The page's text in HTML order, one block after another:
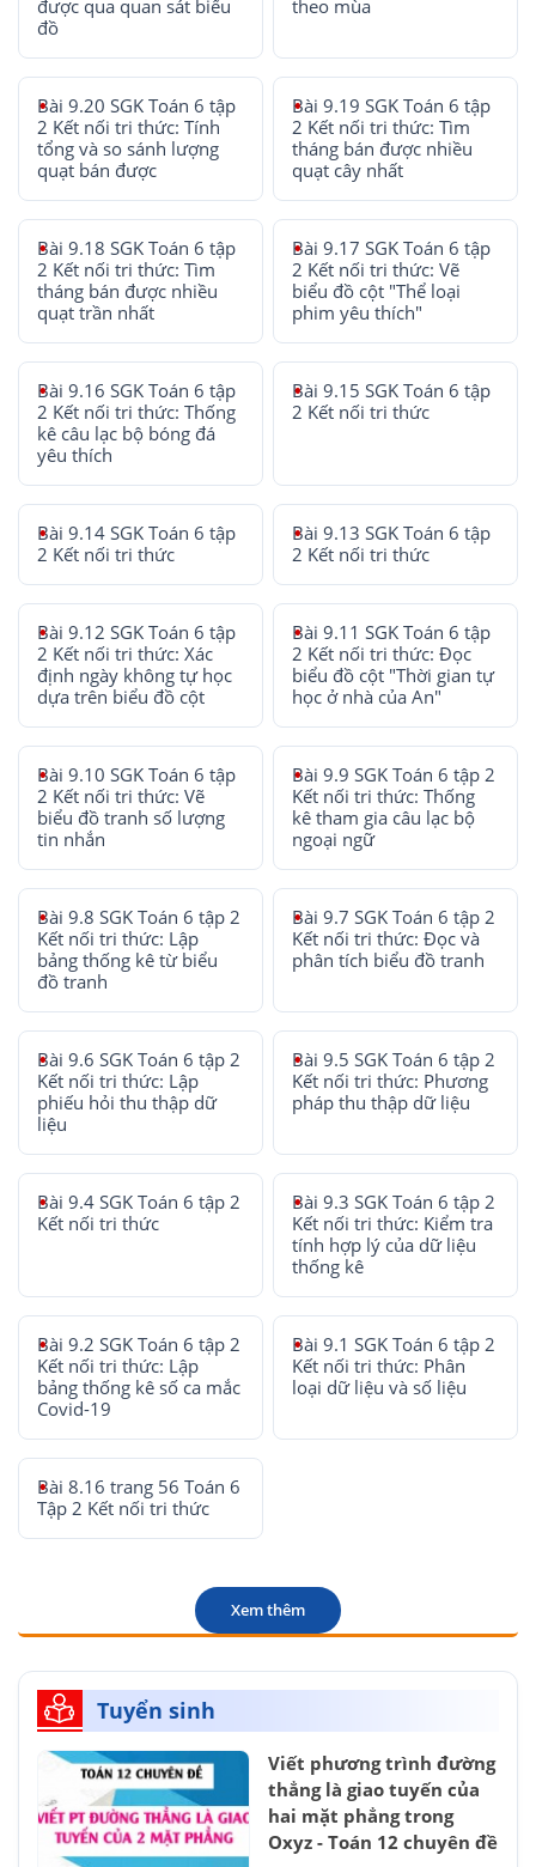
được qua quan sát biểu
đồ
theo mùa
Bài 9.20 SGK Toán 6 tập
2 Kết nối tri thức: Tính
tổng và so sánh lượng
quạt bán được
Bài 9.19 SGK Toán 6 tập
2 Kết nối tri thức: Tìm
tháng bán được nhiều
quạt cây nhất
Bài 9.18 SGK Toán 6 tập
2 Kết nối tri thức: Tìm
tháng bán được nhiều
quạt trần nhất
Bài 9.17 SGK Toán 6 tập
2 Kết nối tri thức: Vẽ
biểu đồ cột "Thể loại
phim yêu thích"
Bài 9.16 SGK Toán 6 tập
2 Kết nối tri thức: Thống
kê câu lạc bộ bóng đá
yêu thích
Bài 9.15 SGK Toán 6 tập
2 Kết nối tri thức
Bài 9.14 SGK Toán 6 tập
2 Kết nối tri thức
Bài 9.13 SGK Toán 6 tập
2 Kết nối tri thức
Bài 9.12 SGK Toán 6 tập
2 Kết nối tri thức: Xác
định ngày không tự học
dựa trên biểu đồ cột
Bài 9.11 SGK Toán 6 tập
2 Kết nối tri thức: Đọc
biểu đồ cột "Thời gian tự
học ở nhà của An"
Bài 9.10 SGK Toán 6 tập
2 Kết nối tri thức: Vẽ
biểu đồ tranh số lượng
tin nhắn
Bài 9.9 SGK Toán 6 tập 2
Kết nối tri thức: Thống
kê tham gia câu lạc bộ
ngoại ngữ
Bài 9.8 SGK Toán 6 tập 2
Kết nối tri thức: Lập
bảng thống kê từ biểu
đồ tranh
Bài 9.7 SGK Toán 6 tập 2
Kết nối tri thức: Đọc và
phân tích biểu đồ tranh
Bài 9.6 SGK Toán 6 tập 2
Kết nối tri thức: Lập
phiếu hỏi thu thập dữ
liệu
Bài 9.5 SGK Toán 6 tập 2
Kết nối tri thức: Phương
pháp thu thập dữ liệu
Bài 9.4 SGK Toán 6 tập 2
Kết nối tri thức
Bài 9.3 SGK Toán 6 tập 2
Kết nối tri thức: Kiểm tra
tính hợp lý của dữ liệu
thống kê
Bài 9.2 SGK Toán 6 tập 2
Kết nối tri thức: Lập
bảng thống kê số ca mắc
Covid-19
Bài 9.1 SGK Toán 6 tập 2
Kết nối tri thức: Phân
loại dữ liệu và số liệu
Bài 8.16 trang 56 Toán 6
Tập 2 Kết nối tri thức
Xem thêm
Tuyển sinh
Viết phương trình đường
thẳng là giao tuyến của
hai mặt phẳng trong
Oxyz - Toán 12 chuyên đề